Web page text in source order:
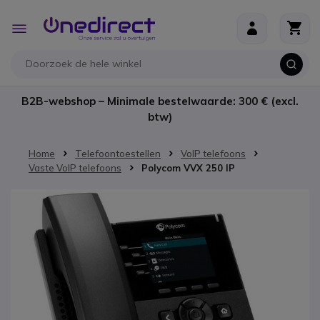
Toggle
Nav
B2B-webshop – Minimale bestelwaarde: 300 € (excl.
btw)
Home Telefoontoestellen
VoIP telefoons
Vaste VoIP telefoons
Polycom VVX 250 IP
Ga naar het einde van de afbeeldingen-gallerij